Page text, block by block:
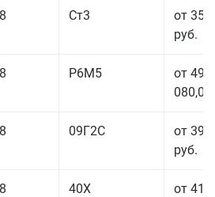
Ст3
от 35
руб.
Р6М5
от 499
080,00
09Г2С
от 39
руб.
40Х
от 41